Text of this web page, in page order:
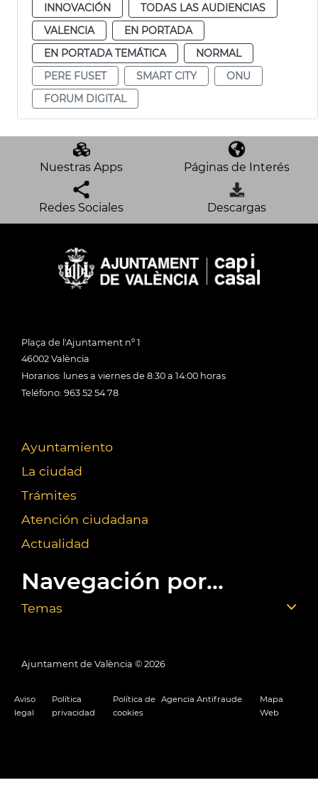
INNOVACIÓN
TODAS LAS AUDIENCIAS
VALENCIA
EN PORTADA
EN PORTADA TEMÁTICA
NORMAL
PERE FUSET
SMART CITY
ONU
FORUM DIGITAL
Nuestras Apps Páginas de Interés
Redes Sociales Descargas
Plaça de l'Ajuntament nº 1
46002 València
Horarios: lunes a viernes de 8:30 a 14:00 horas
Teléfono: 963 52 54 78
Ayuntamiento
La ciudad
Trámites
Atención ciudadana
Actualidad
Navegación por...
Temas
Ajuntament de València © 2026
Aviso
legal
Política
privacidad
Política de
cookies
Agencia Antifraude
Mapa
Web